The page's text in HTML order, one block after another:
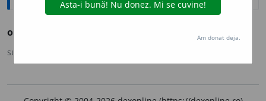
onorariu
sursa:
Am donat deja.